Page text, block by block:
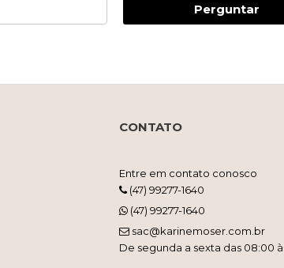
Perguntar
CONTATO
Entre em contato conosco
(47) 99277-1640
(47) 99277-1640
sac@karinemoser.com.br
De segunda a sexta das 08:00